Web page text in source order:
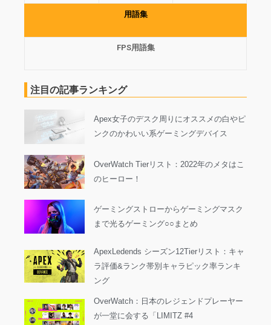
用語集
FPS用語集
注目の記事ランキング
Apex女子のデスク周りにオススメの白やピ
ンクのかわいい系ゲーミングデバイス
OverWatch Tierリスト：2022年のメタはこ
のヒーロー！
ゲーミングストローからゲーミングマスク
まで光るゲーミング○○まとめ
ApexLedends シーズン12Tierリスト：キャ
ラ評価&ランク帯別キャラピック率ランキ
ング
OverWatch：日本のレジェンドプレーヤー
が一堂に会する「LIMITZ #4